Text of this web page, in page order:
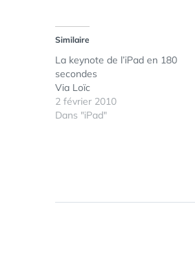
Similaire
La keynote de l’iPad en 180
secondes
Via Loïc
2 février 2010
Dans "iPad"